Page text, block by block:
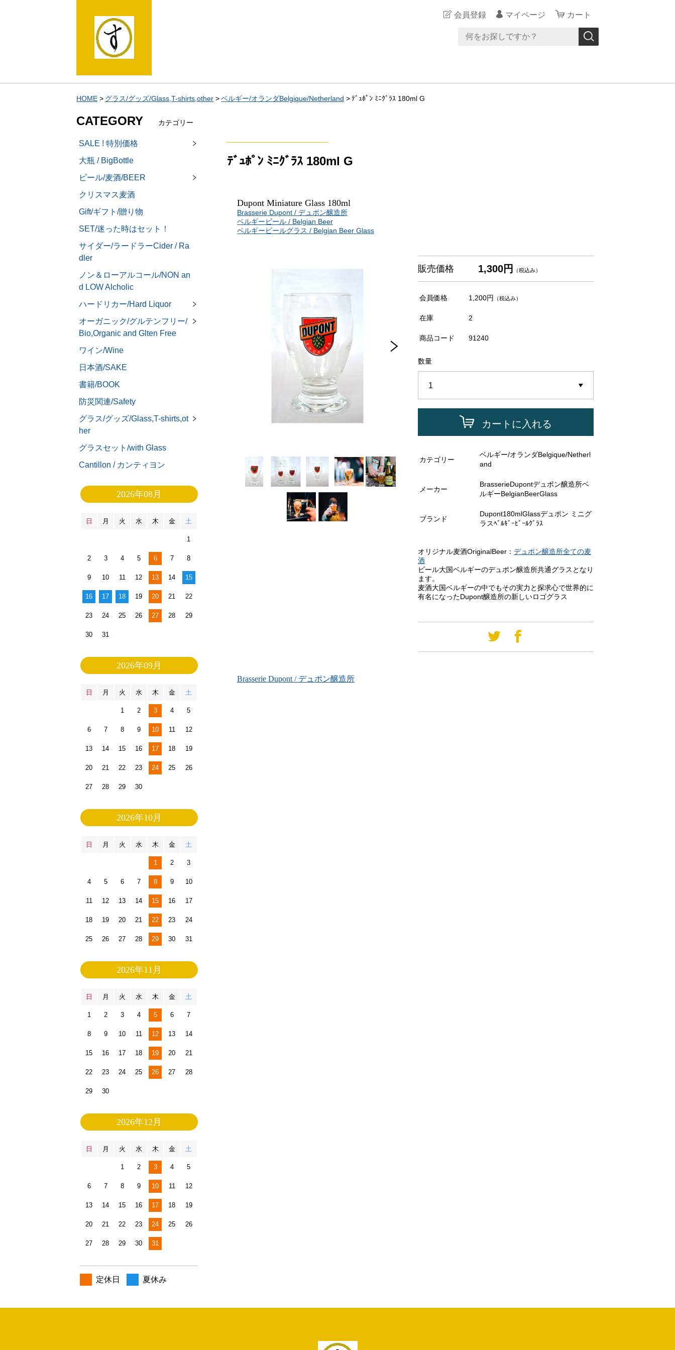
会員登録 マイページ カート
HOME グラス/グッズ/Glass,T-shirts,other ベルギー/オランダBelgique/Netherland ﾃﾞｭﾎﾟﾝ ﾐﾆｸﾞﾗｽ 180ml G
ﾃﾞｭﾎﾟﾝ ﾐﾆｸﾞﾗｽ 180ml G
Dupont Miniature Glass 180ml
Brasserie Dupont / デュポン醸造所
ベルギービール / Belgian Beer
ベルギービールグラス / Belgian Beer Glass
販売価格 1,300円 （税込み）
会員価格 1,200円 （税込み）
在庫 2
商品コード 91240
数量
カートに入れる
カテゴリー
ベルギー/オランダBelgique/Netherl
and
メーカー
BrasserieDupontデュポン醸造所ベ
ルギーBelgianBeerGlass
ブランド
Dupont180mlGlassデュポン ミニグ
ラスﾍﾞﾙｷﾞｰﾋﾞｰﾙｸﾞﾗｽ
オリジナル麦酒OriginalBeer： デュポン醸造所全ての麦
酒
ビール大国ベルギーのデュポン醸造所共通グラスとなり
ます。
麦酒大国ベルギーの中でもその実力と探求心で世界的に
有名になったDupont醸造所の新しいロゴグラス
Brasserie Dupont / デュポン醸造所
CATEGORY カテゴリー
SALE ! 特別価格
大瓶 / BigBottle
ビール/麦酒/BEER
クリスマス麦酒
Gift/ギフト/贈り物
SET/迷った時はセット！
サイダー/ラードラーCider / Ra
dler
ノン＆ローアルコール/NON an
d LOW Alcholic
ハードリカー/Hard Liquor
オーガニック/グルテンフリー/
Bio,Organic and Glten Free
ワイン/Wine
日本酒/SAKE
書籍/BOOK
防災関連/Safety
グラス/グッズ/Glass,T-shirts,ot
her
グラスセット/with Glass
Cantillon / カンティヨン
2026年08月
日 月 火 水 木 金 土
1
2 3 4 5 6 7 8
9 10 11 12 13 14 15
16 17 18 19 20 21 22
23 24 25 26 27 28 29
30 31
2026年09月
日 月 火 水 木 金 土
1 2 3 4 5
6 7 8 9 10 11 12
13 14 15 16 17 18 19
20 21 22 23 24 25 26
27 28 29 30
2026年10月
日 月 火 水 木 金 土
1 2 3
4 5 6 7 8 9 10
11 12 13 14 15 16 17
18 19 20 21 22 23 24
25 26 27 28 29 30 31
2026年11月
日 月 火 水 木 金 土
1 2 3 4 5 6 7
8 9 10 11 12 13 14
15 16 17 18 19 20 21
22 23 24 25 26 27 28
29 30
2026年12月
日 月 火 水 木 金 土
1 2 3 4 5
6 7 8 9 10 11 12
13 14 15 16 17 18 19
20 21 22 23 24 25 26
27 28 29 30 31
定休日 夏休み